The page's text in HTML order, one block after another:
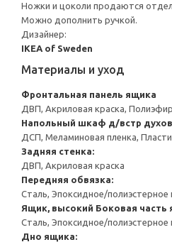
Ножки и цоколи продаются
Можно дополнить ручкой.
Дизайнер:
IKEA of Sweden
Материалы и уход
Фронтальная панель ящика
ДВП, Акриловая краска,
Напольный шкаф д/встр
ДСП, Меламиновая пленка,
Задняя стенка:
ДВП, Акриловая краска
Передняя обвязка:
Сталь, Эпоксидное/
Ящик, высокий Боковая часть
Сталь, Эпоксидное/
Дно ящика: